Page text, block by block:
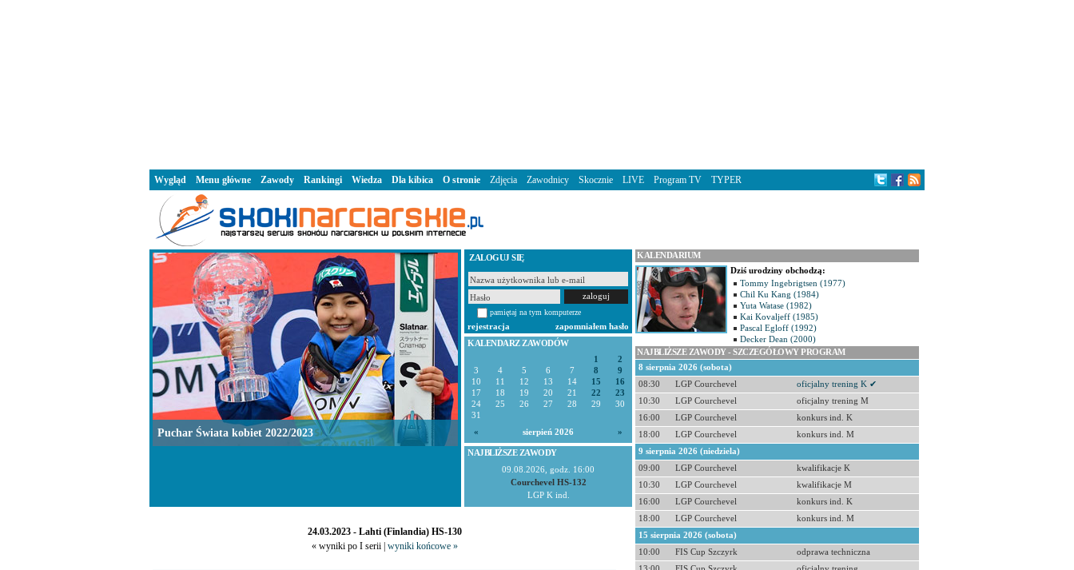
ZALOGUJ SIĘ
pamiętaj na tym komputerze
rejestracja
zapomniałem hasło
KALENDARZ ZAWODÓW
1
2
3
4 5 6 7 8
9
10
11 12 13 14 15
16
17
18 19 20 21 22
23
24
25 26 27 28 29
30
31
«
sierpień 2026 »
NAJBLIŻSZE ZAWODY
09.08.2026, godz. 16:00
Courchevel HS-132
LGP K ind.
24.03.2023 - Lahti (Finlandia) HS-130
« wyniki po I serii | wyniki końcowe »
Puchar Świata kobiet 2022/2023
KALENDARIUM
Dziś urodziny obchodzą:
Tommy Ingebrigtsen (1977)
Chil Ku Kang (1984)
Yuta Watase (1982)
Kai Kovaljeff (1985)
Pascal Egloff (1992)
Decker Dean (2000)
NAJBLIŻSZE ZAWODY - SZCZEGÓŁOWY PROGRAM
8 sierpnia 2026 (sobota)
08:30
LGP Courchevel
oficjalny trening K ✔
10:30
LGP Courchevel
oficjalny trening M
16:00
LGP Courchevel
konkurs ind. K
18:00
LGP Courchevel
konkurs ind. M
9 sierpnia 2026 (niedziela)
09:00
LGP Courchevel
kwalifikacje K
10:30
LGP Courchevel
kwalifikacje M
16:00
LGP Courchevel
konkurs ind. K
18:00
LGP Courchevel
konkurs ind. M
15 sierpnia 2026 (sobota)
10:00
FIS Cup Szczyrk
odprawa techniczna
Wygląd Menu główne Zawody Rankingi Wiedza Dla kibica O stronie Zdjęcia Zawodnicy Skocznie LIVE Program TV TYPER